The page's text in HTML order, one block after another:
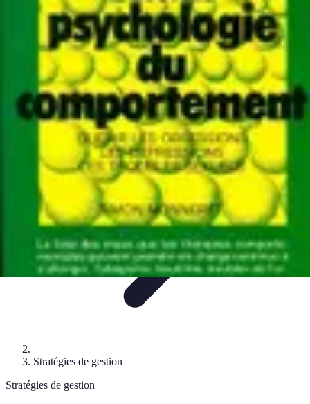
Projets Matures
Gestion de projet Gestion des Parties Prenantes Gestion de
Gestion de ProjetComparatifs
Projets Matures
Stratégies de gestion
Stratégies de gestion